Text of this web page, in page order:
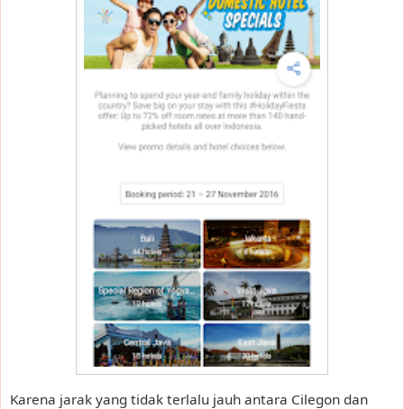
Karena jarak yang tidak terlalu jauh antara Cilegon dan